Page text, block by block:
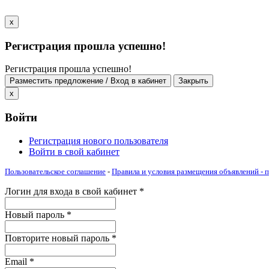
x
Регистрация прошла успешно!
Регистрация прошла успешно!
Разместить предложение / Вход в кабинет
Закрыть
x
Войти
Регистрация нового пользователя
Войти в свой кабинет
Пользовательское соглашение - Правила и условия размещения объявлений -
Логин для входа в свой кабинет *
Новый пароль *
Повторите новый пароль *
Email *